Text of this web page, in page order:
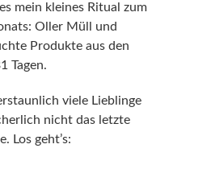
mein kleines Ritual zum
Oller Müll und
Produkte aus den
Tagen.
viele Lieblinge
nicht das letzte
Los geht’s: